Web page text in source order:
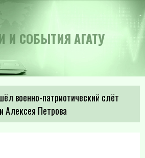
И СОБЫТИЯ АГАТУ
военно-патриотический слёт
Алексея Петрова